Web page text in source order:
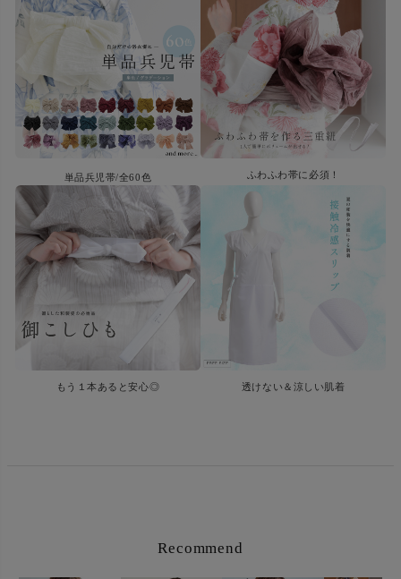
単品兵児帯/全60色 ふわふわ帯に必須！
もう１本あると安心◎ 透けない＆涼しい肌着
Recommend